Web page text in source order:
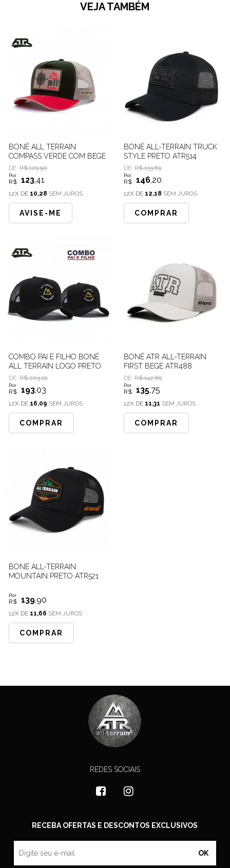
VEJA TAMBÉM
BONÉ ALL TERRAIN
COMPASS VERDE COM BEGE
E ABA VERMELHA
DE:R$ 129.90
Por
R$ 123 ,41
12X DE 10,28 SEM JUROS
AVISE-ME
BONÉ ALL-TERRAIN TRUCK
STYLE PRETO ATR514
DE:R$ 153.89
Por
R$ 146 ,20
12X DE 12,18 SEM JUROS
COMPRAR
COMBO PAI E FILHO BONÉ
ALL TERRAIN LOGO PRETO
DE:R$ 203.19
Por
R$ 193,03
12X DE 16,09 SEM JUROS
COMPRAR
BONÉ ATR ALL-TERRAIN
FIRST BEGE ATR488
DE:R$ 142.89
Por
R$ 135 ,75
12X DE 11,31 SEM JUROS
COMPRAR
BONÉ ALL-TERRAIN
MOUNTAIN PRETO ATR521
Por
R$ 139,90
12X DE 11,66 SEM JUROS
COMPRAR
REDES SOCIAIS
RECEBA OFERTAS E DESCONTOS EXCLUSIVOS
OK